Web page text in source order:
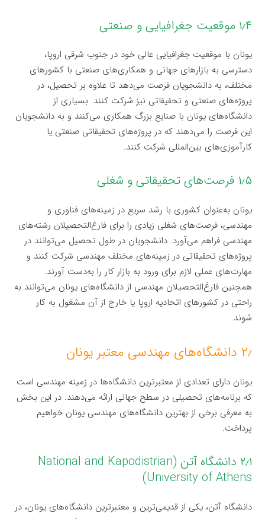
۱٫۴ موقعیت جغرافیایی و صنعتی
یونان با موقعیت جغرافیایی عالی خود در جنوب شرقی اروپا،
دسترسی به بازارهای جهانی و همکاری‌های صنعتی با کشورهای
مختلف، به دانشجویان فرصت می‌دهد تا علاوه بر تحصیل، در
پروژه‌های صنعتی و تحقیقاتی نیز شرکت کنند. بسیاری از
دانشگاه‌های یونان با صنایع بزرگ همکاری می‌کنند و به دانشجویان
این فرصت را می‌دهند که در پروژه‌های تحقیقاتی صنعتی یا
کارآموزی‌های بین‌المللی شرکت کنند.
۱٫۵ فرصت‌های تحقیقاتی و شغلی
یونان به‌عنوان کشوری با رشد سریع در زمینه‌های فناوری و
مهندسی، فرصت‌های شغلی زیادی را برای فارغ‌التحصیلان رشته‌های
مهندسی فراهم می‌آورد. دانشجویان در طول تحصیل می‌توانند در
پروژه‌های تحقیقاتی در زمینه‌های مختلف مهندسی شرکت کنند و
مهارت‌های عملی لازم برای ورود به بازار کار را به‌دست آورند.
همچنین فارغ‌التحصیلان مهندسی از دانشگاه‌های یونان می‌توانند به
راحتی در کشورهای اتحادیه اروپا یا خارج از آن مشغول به کار
شوند.
۲٫ دانشگاه‌های مهندسی معتبر یونان
یونان دارای تعدادی از معتبرترین دانشگاه‌ها در زمینه مهندسی است
که برنامه‌های تحصیلی در سطح جهانی ارائه می‌دهند. در این بخش
به معرفی برخی از بهترین دانشگاه‌های مهندسی یونان خواهیم
پرداخت.
۲٫۱ دانشگاه آتن (National and Kapodistrian
University of Athens)
دانشگاه آتن، یکی از قدیمی‌ترین و معتبرترین دانشگاه‌های یونان، در